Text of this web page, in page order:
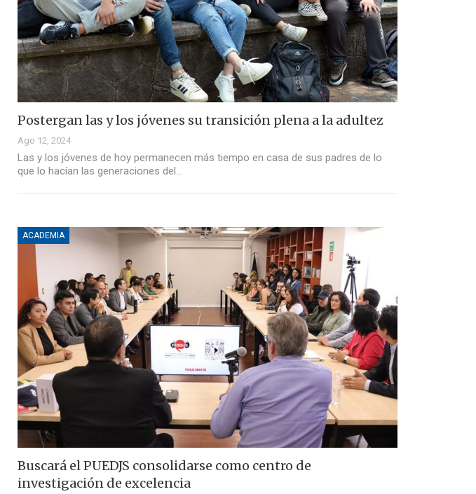
Postergan las y los jóvenes su transición plena a la adultez
Ago 12, 2024
Las y los jóvenes de hoy permanecen más tiempo en casa de sus padres de lo
que lo hacían las generaciones del…
ACADEMIA
Buscará el PUEDJS consolidarse como centro de
investigación de excelencia